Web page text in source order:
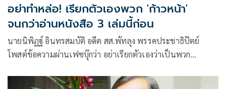
อย่าทำหล่อ! เรียกตัวเองพวก 'ก้าวหน้า'
จนกว่าอ่านหนังสือ 3 เล่มนี้ก่อน
นายนิพิฏฐ์ อินทรสมบัติ อดีต สส.พัทลุง พรรคประชาธิปัตย์
โพสต์ข้อความผ่านเฟซบุ๊กว่า อย่าเรียกตัวเองว่าเป็นพวก
หรือ “อนุรักษ์นิยมก้าวหน้า”